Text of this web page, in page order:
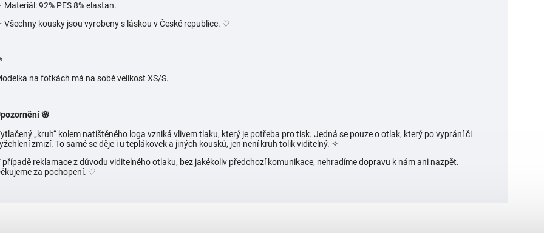
Materiál: 92% PES 8% elastan.
Všechny kousky jsou vyrobeny s láskou v České republice. ♡
na fotkách má na sobě velikost XS/S.
🌸
„kruh“ kolem natištěného loga vzniká vlivem tlaku, který je potřeba pro tisk. Jedná se pouze o otlak, který po vyprání či
zmizí. To samé se děje i u teplákovek a jiných kousků, jen není kruh tolik viditelný. ✧
případě reklamace z důvodu viditelného otlaku, bez jakékoliv předchozí komunikace, nehradíme dopravu k nám ani nazpět.
za pochopení. ♡